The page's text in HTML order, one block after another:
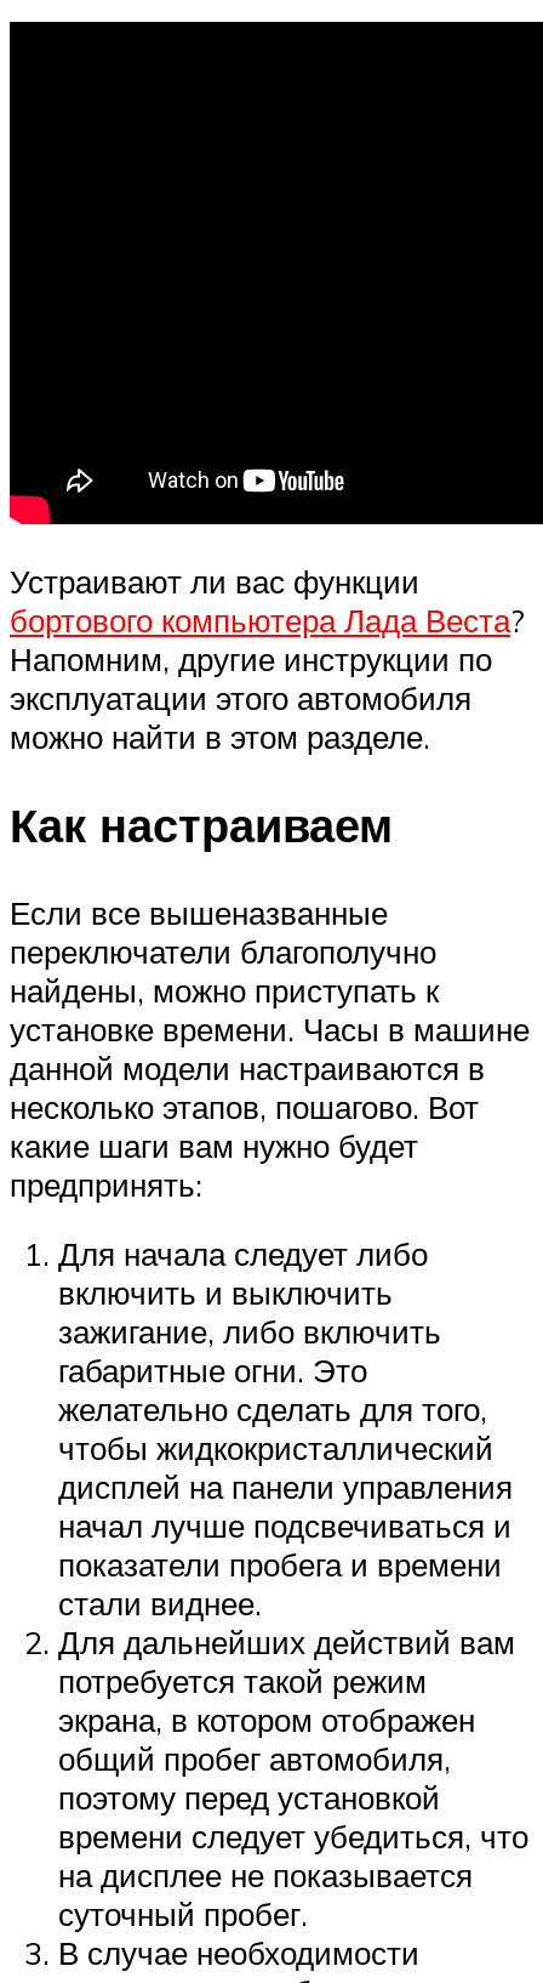
Устраивают ли вас функции
бортового компьютера Лада Веста?
Напомним, другие инструкции по
эксплуатации этого автомобиля
можно найти в этом разделе.
Как настраиваем
Если все вышеназванные
переключатели благополучно
найдены, можно приступать к
установке времени. Часы в машине
данной модели настраиваются в
несколько этапов, пошагово. Вот
какие шаги вам нужно будет
предпринять:
Для начала следует либо
включить и выключить
зажигание, либо включить
габаритные огни. Это
желательно сделать для того,
чтобы жидкокристаллический
дисплей на панели управления
начал лучше подсвечиваться и
показатели пробега и времени
стали виднее.
Для дальнейших действий вам
потребуется такой режим
экрана, в котором отображен
общий пробег автомобиля,
поэтому перед установкой
времени следует убедиться, что
на дисплее не показывается
суточный пробег.
В случае необходимости